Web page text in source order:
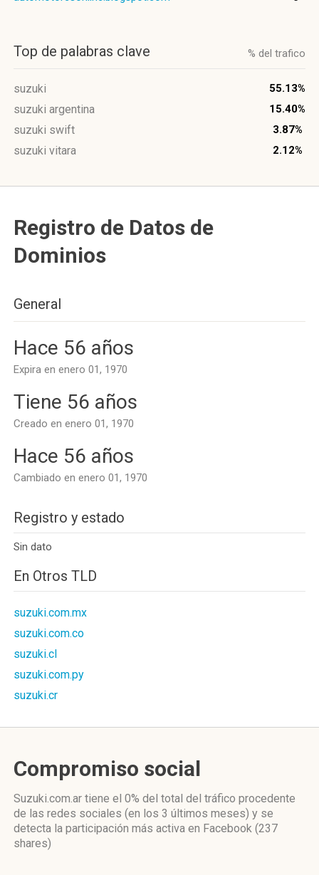
Top de palabras clave % del trafico
suzuki 55.13%
suzuki argentina 15.40%
suzuki swift 3.87%
suzuki vitara 2.12%
Registro de Datos de
Dominios
General
Hace 56 años
Expira en enero 01, 1970
Tiene 56 años
Creado en enero 01, 1970
Hace 56 años
Cambiado en enero 01, 1970
Registro y estado
Sin dato
En Otros TLD
suzuki.com.mx
suzuki.com.co
suzuki.cl
suzuki.com.py
suzuki.cr
Compromiso social
Suzuki.com.ar tiene el 0% del total del tráfico procedente
de las redes sociales (en los 3 últimos meses) y se
detecta la participación más activa en Facebook (237
shares)